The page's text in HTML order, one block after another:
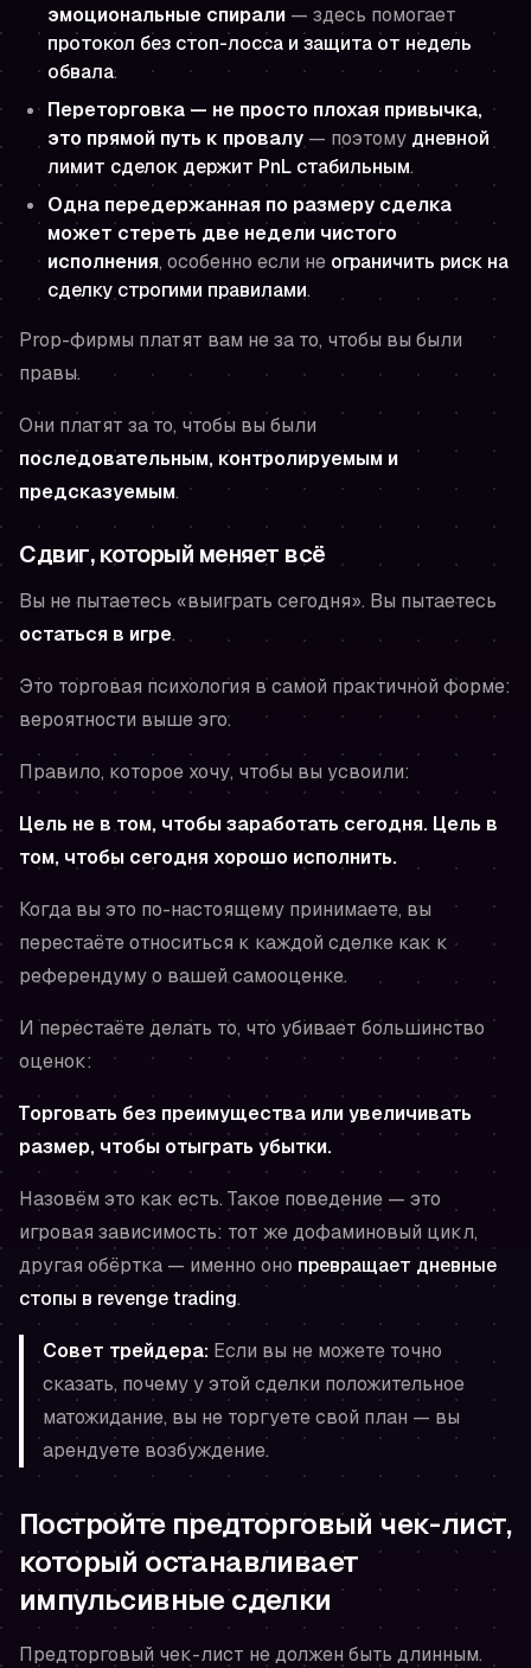
эмоциональные спирали — здесь помогает
протокол без стоп-лосса и защита от недель
обвала.
Переторговка — не просто плохая привычка,
это прямой путь к провалу — поэтому дневной
лимит сделок держит PnL стабильным.
Одна передержанная по размеру сделка
может стереть две недели чистого
исполнения, особенно если не ограничить риск на
сделку строгими правилами.
Prop-фирмы платят вам не за то, чтобы вы были
правы.
Они платят за то, чтобы вы были
последовательным, контролируемым и
предсказуемым.
Сдвиг, который меняет всё
Вы не пытаетесь «выиграть сегодня». Вы пытаетесь
остаться в игре.
Это торговая психология в самой практичной форме:
вероятности выше эго.
Правило, которое хочу, чтобы вы усвоили:
Цель не в том, чтобы заработать сегодня. Цель в
том, чтобы сегодня хорошо исполнить.
Когда вы это по-настоящему принимаете, вы
перестаёте относиться к каждой сделке как к
референдуму о вашей самооценке.
И перестаёте делать то, что убивает большинство
оценок:
Торговать без преимущества или увеличивать
размер, чтобы отыграть убытки.
Назовём это как есть. Такое поведение — это
игровая зависимость: тот же дофаминовый цикл,
другая обёртка — именно оно превращает дневные
стопы в revenge trading.
Совет трейдера: Если вы не можете точно
сказать, почему у этой сделки положительное
матожидание, вы не торгуете свой план — вы
арендуете возбуждение.
Постройте предторговый чек-лист,
который останавливает
импульсивные сделки
Предторговый чек-лист не должен быть длинным.